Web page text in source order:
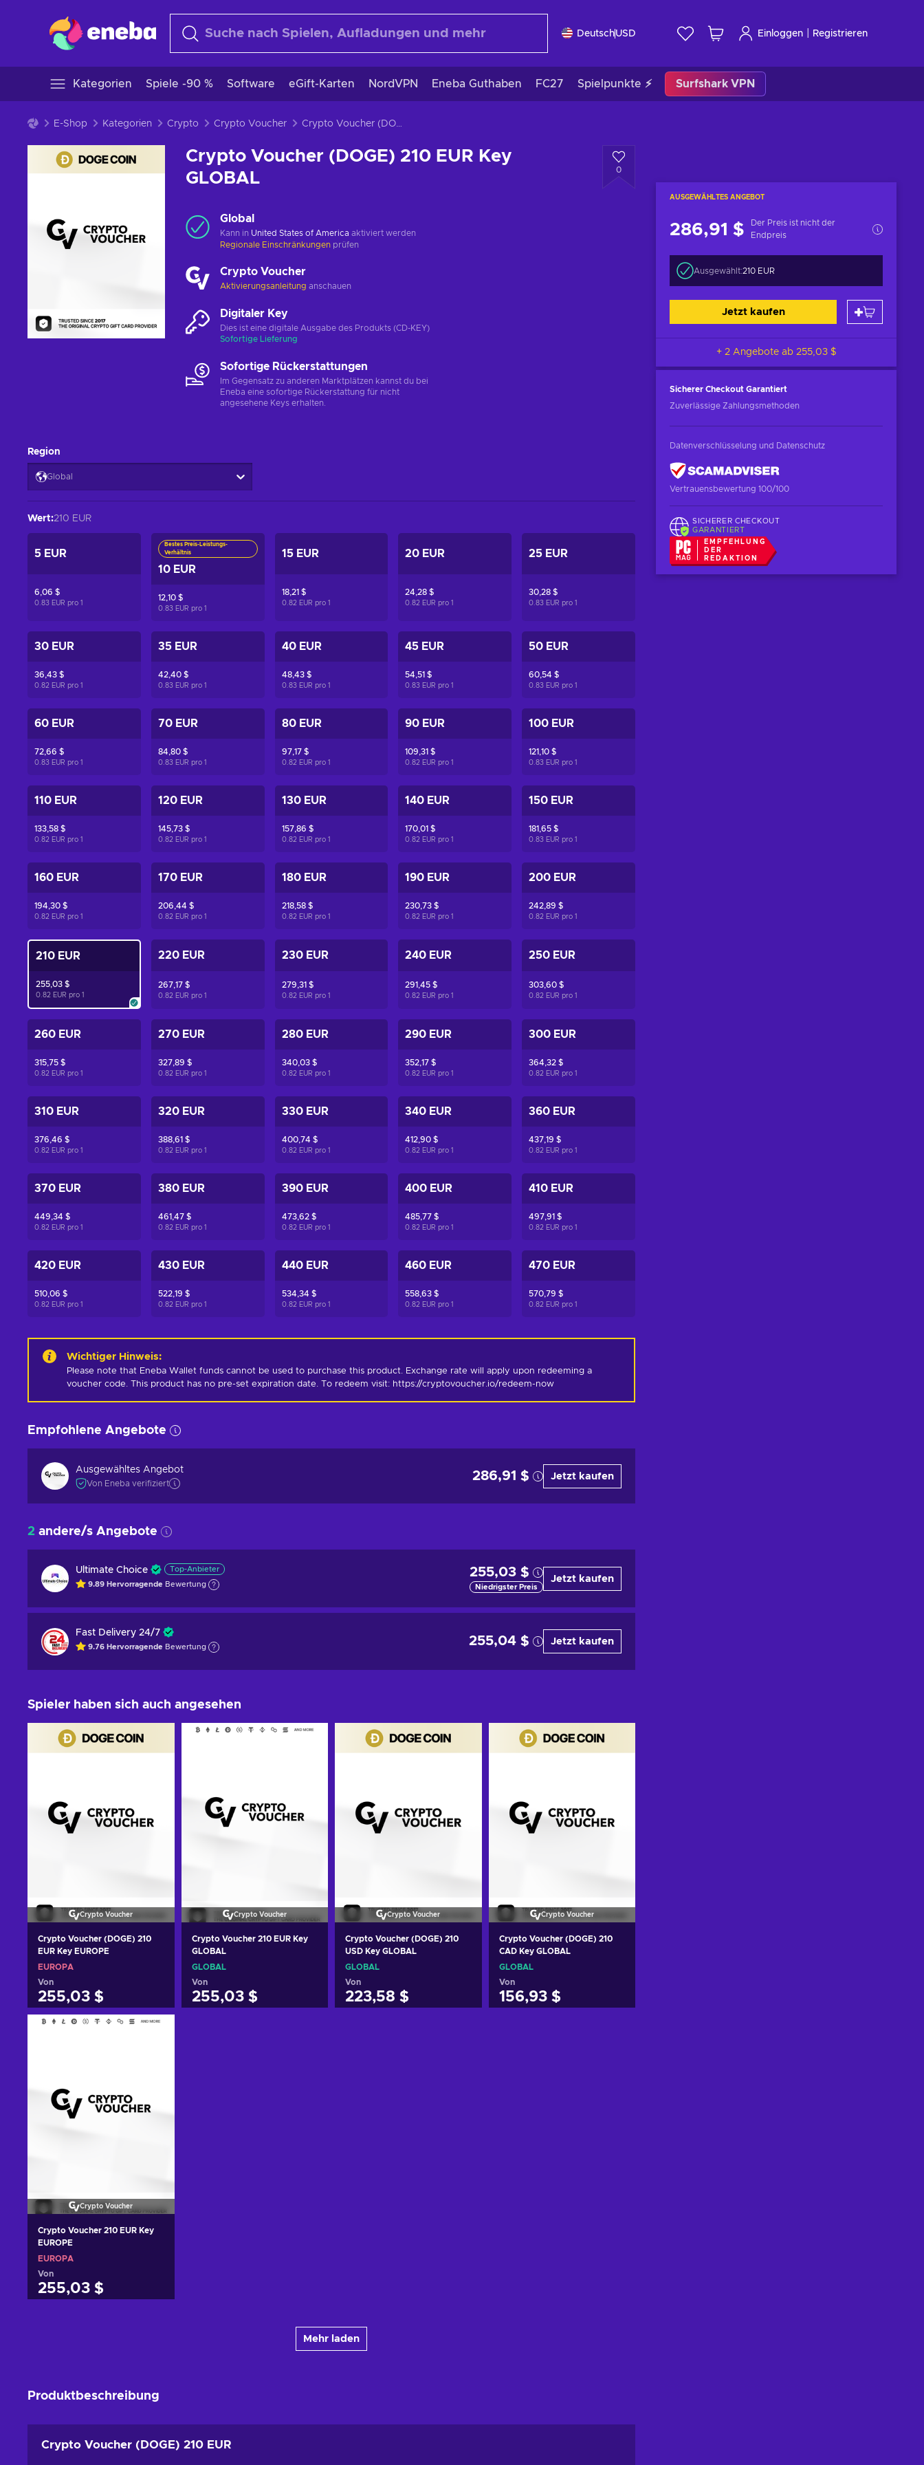
DeutschUSD Einloggen Registrieren
Kategorien Spiele -90 % Software eGift-Karten NordVPN Eneba Guthaben FC27 Spielpunkte ⚡ Surfshark VPN
E-Shop Kategorien Crypto Crypto Voucher Crypto Voucher (DOGE) 210 EUR Key GLOBAL
Crypto Voucher (DOGE) 210 EUR Key
GLOBAL
0
AUSGEWÄHLTES ANGEBOT
286,91 $
Der Preis ist nicht der
Endpreis
Ausgewählt:210 EUR
Jetzt kaufen
+ 2 Angebote ab 255,03 $
Sicherer Checkout Garantiert
Zuverlässige Zahlungsmethoden
Datenverschlüsselung und Datenschutz
Vertrauensbewertung 100/100
SICHERER CHECKOUT
GARANTIERT
EMPFEHLUNG
DER
REDAKTION
Global
Kann in United States of America aktiviert werden
Regionale Einschränkungen prüfen
Crypto Voucher
Aktivierungsanleitung anschauen
Digitaler Key
Dies ist eine digitale Ausgabe des Produkts (CD-KEY)
Sofortige Lieferung
Sofortige Rückerstattungen
Im Gegensatz zu anderen Marktplätzen kannst du bei
Eneba eine sofortige Rückerstattung für nicht
angesehene Keys erhalten.
Region
Global
Wert:210 EUR
5 EUR
6,06 $
0.83 EUR pro 1
Bestes Preis-Leistungs-
Verhältnis
10 EUR
12,10 $
0.83 EUR pro 1
15 EUR
18,21 $
0.82 EUR pro 1
20 EUR
24,28 $
0.82 EUR pro1
25 EUR
30,28 $
0.83 EUR pro1
30 EUR
36,43 $
0.82 EUR pro 1
35 EUR
42,40 $
0.83 EUR pro 1
40 EUR
48,43 $
0.83 EUR pro 1
45 EUR
54,51 $
0.83 EUR pro1
50 EUR
60,54 $
0.83 EUR pro1
60 EUR
72,66 $
0.83 EUR pro 1
70 EUR
84,80 $
0.83 EUR pro 1
80 EUR
97,17 $
0.82 EUR pro 1
90 EUR
109,31 $
0.82 EUR pro1
100 EUR
121,10 $
0.83 EUR pro1
110 EUR
133,58 $
0.82 EUR pro 1
120 EUR
145,73 $
0.82 EUR pro 1
130 EUR
157,86 $
0.82 EUR pro 1
140 EUR
170,01 $
0.82 EUR pro1
150 EUR
181,65 $
0.83 EUR pro1
160 EUR
194,30 $
0.82 EUR pro 1
170 EUR
206,44 $
0.82 EUR pro 1
180 EUR
218,58 $
0.82 EUR pro 1
190 EUR
230,73 $
0.82 EUR pro1
200 EUR
242,89 $
0.82 EUR pro1
210 EUR
255,03 $
0.82 EUR pro 1
220 EUR
267,17 $
0.82 EUR pro 1
230 EUR
279,31 $
0.82 EUR pro 1
240 EUR
291,45 $
0.82 EUR pro1
250 EUR
303,60 $
0.82 EUR pro1
260 EUR
315,75 $
0.82 EUR pro 1
270 EUR
327,89 $
0.82 EUR pro 1
280 EUR
340,03 $
0.82 EUR pro 1
290 EUR
352,17 $
0.82 EUR pro1
300 EUR
364,32 $
0.82 EUR pro1
310 EUR
376,46 $
0.82 EUR pro 1
320 EUR
388,61 $
0.82 EUR pro 1
330 EUR
400,74 $
0.82 EUR pro 1
340 EUR
412,90 $
0.82 EUR pro1
360 EUR
437,19 $
0.82 EUR pro1
370 EUR
449,34 $
0.82 EUR pro 1
380 EUR
461,47 $
0.82 EUR pro 1
390 EUR
473,62 $
0.82 EUR pro 1
400 EUR
485,77 $
0.82 EUR pro1
410 EUR
497,91 $
0.82 EUR pro1
420 EUR
510,06 $
0.82 EUR pro 1
430 EUR
522,19 $
0.82 EUR pro 1
440 EUR
534,34 $
0.82 EUR pro 1
460 EUR
558,63 $
0.82 EUR pro1
470 EUR
570,79 $
0.82 EUR pro1
Wichtiger Hinweis:
Please note that Eneba Wallet funds cannot be used to purchase this product. Exchange rate will apply upon redeeming a
voucher code. This product has no pre-set expiration date. To redeem visit: https://cryptovoucher.io/redeem-now
Empfohlene Angebote
Ausgewähltes Angebot
Von Eneba verifiziert
286,91 $ Jetzt kaufen
2 andere/s Angebote
Ultimate Choice Top-Anbieter
9.89 Hervorragende Bewertung
255,03 $
Niedrigster Preis
Jetzt kaufen
Fast Delivery 24/7
9.76 Hervorragende Bewertung 255,04 $ Jetzt kaufen
Spieler haben sich auch angesehen
Crypto Voucher
Crypto Voucher (DOGE) 210
EUR Key EUROPE
EUROPA
Von
255,03 $
Zum Warenkorb
Crypto Voucher
Crypto Voucher 210 EUR Key
GLOBAL
GLOBAL
Von
255,03 $
Crypto Voucher
Crypto Voucher (DOGE) 210
USD Key GLOBAL
GLOBAL
Von
223,58 $
Crypto Voucher
Crypto Voucher (DOGE) 210
CAD Key GLOBAL
GLOBAL
Von
156,93 $
Crypto Voucher
Crypto Voucher 210 EUR Key
EUROPE
EUROPA
Von
255,03 $
Mehr laden
Produktbeschreibung
Crypto Voucher (DOGE) 210 EUR